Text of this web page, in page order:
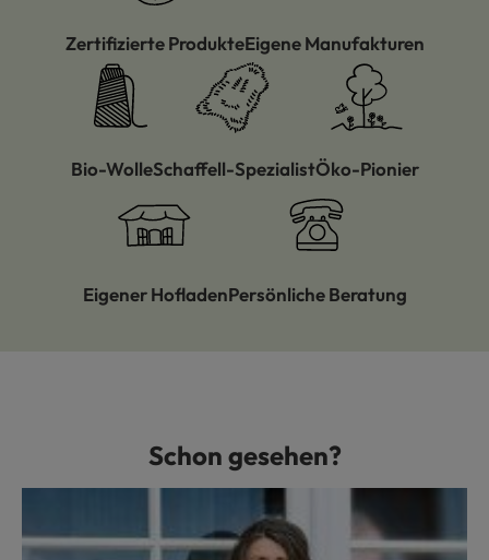
Zertifizierte ProdukteEigene Manufakturen
Bio-WolleSchaffell-SpezialistÖko-Pionier
Eigener HofladenPersönliche Beratung
Produktgalerie überspringenSchon gesehen?